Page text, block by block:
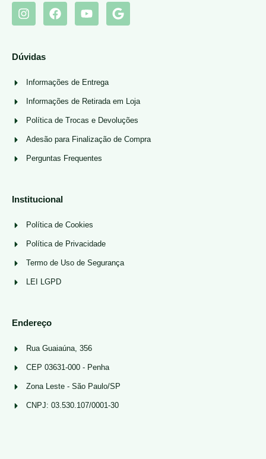
Dúvidas
Informações de Entrega
Informações de Retirada em Loja
Política de Trocas e Devoluções
Adesão para Finalização de Compra
Perguntas Frequentes
Institucional
Política de Cookies
Política de Privacidade
Termo de Uso de Segurança
LEI LGPD
Endereço
Rua Guaiaúna, 356
CEP 03631-000 - Penha
Zona Leste - São Paulo/SP
CNPJ: 03.530.107/0001-30